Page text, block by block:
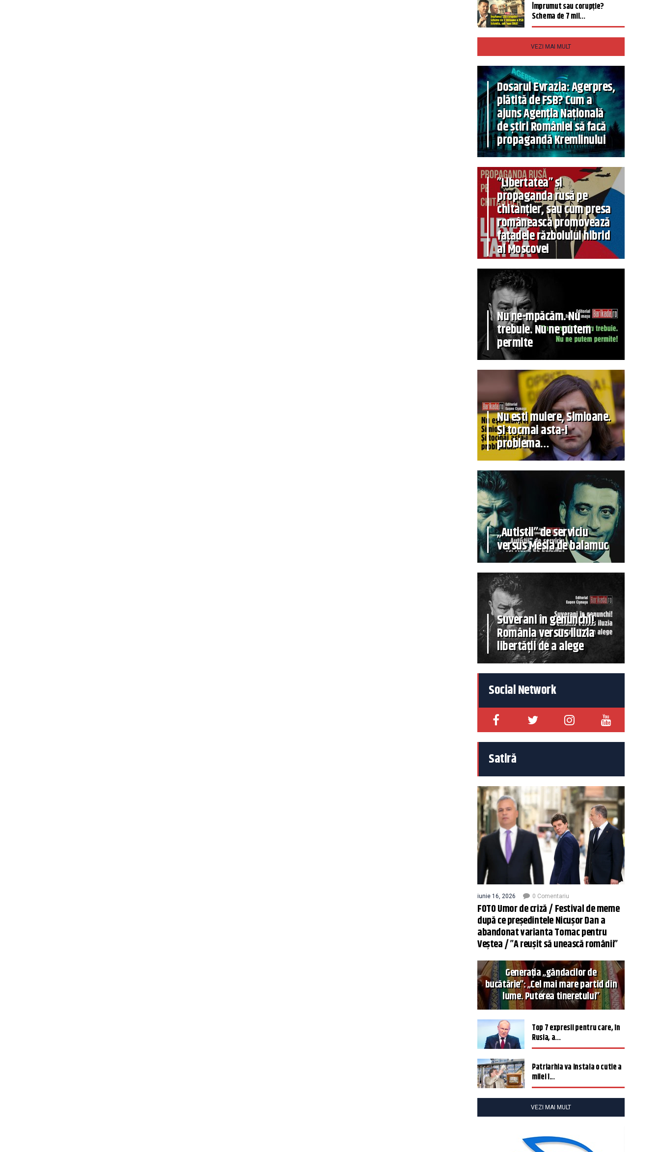
Împrumut sau corupție?
Schema de 7 mil...
VEZI MAI MULT
Dosarul Evrazia: Agerpres,
plătită de FSB? Cum a
ajuns Agenția Națională
de știri României să facă
propagandă Kremlinului
”Libertatea” și
propaganda rusă pe
chitanțier, sau cum presa
românească promovează
fațadele războiului hibrid
al Moscovei
Nu ne-mpăcăm. Nu
trebuie. Nu ne putem
permite
Nu ești muiere, Simioane.
Și tocmai asta-i
problema…
„Autiștii” de serviciu
versus Mesia de balamuc
Suverani în genunchi!
România versus iluzia
libertății de a alege
Social Network
Satiră
iunie 16, 2026 0 Comentariu
FOTO Umor de criză / Festival de meme
după ce președintele Nicușor Dan a
abandonat varianta Tomac pentru
Veștea / ”A reușit să unească românii”
Generația „gândacilor de
bucătărie”: „Cel mai mare partid din
lume. Puterea tineretului”
Top 7 expresii pentru care, în
Rusia, a...
Patriarhia va instala o cutie a
milei î...
VEZI MAI MULT